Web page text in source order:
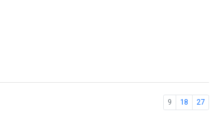
9 18 27